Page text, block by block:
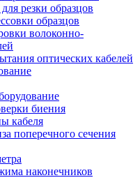
резки образцов
образцов
волоконно-
оптических кабелей
биения
кабеля
поперечного сечения
наконечников